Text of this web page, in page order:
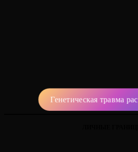
Генетическая травма